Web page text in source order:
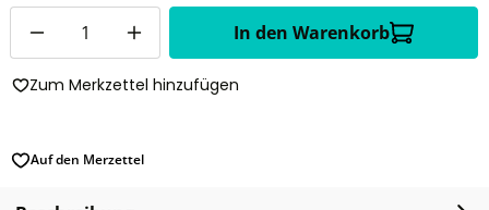
In den Warenkorb
Zum Merkzettel hinzufügen
Auf den Merzettel